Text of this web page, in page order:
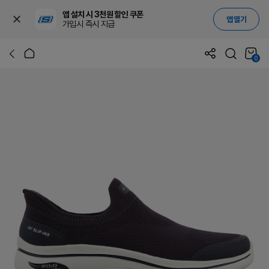
앱 설치 시 3천원 할인 쿠폰
가입시 즉시 지급
앱 열기
0